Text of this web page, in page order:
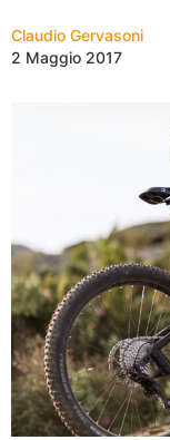
Claudio Gervasoni
2 Maggio 2017